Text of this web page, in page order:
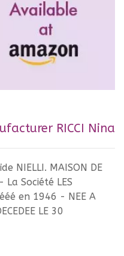
RICCI Nina
NIELLI. MAISON DE
La Société LES
en 1946 - NEE A
LE 30